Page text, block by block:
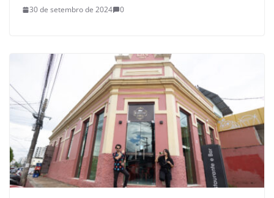
30 de setembro de 2024 0